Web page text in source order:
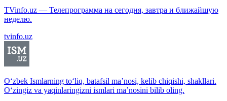
TVinfo.uz — Телепрограмма на сегодня, завтра и ближайшую
неделю.
tvinfo.uz
O‘zbek Ismlarning to‘liq, batafsil ma’nosi, kelib chiqishi, shakllari.
O‘zingiz va yaqinlaringizni ismlari ma’nosini bilib oling.